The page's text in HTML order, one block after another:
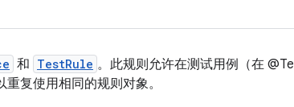
和 TestRule 。此规则允许在测试用例（在
复使用相同的规则对象。